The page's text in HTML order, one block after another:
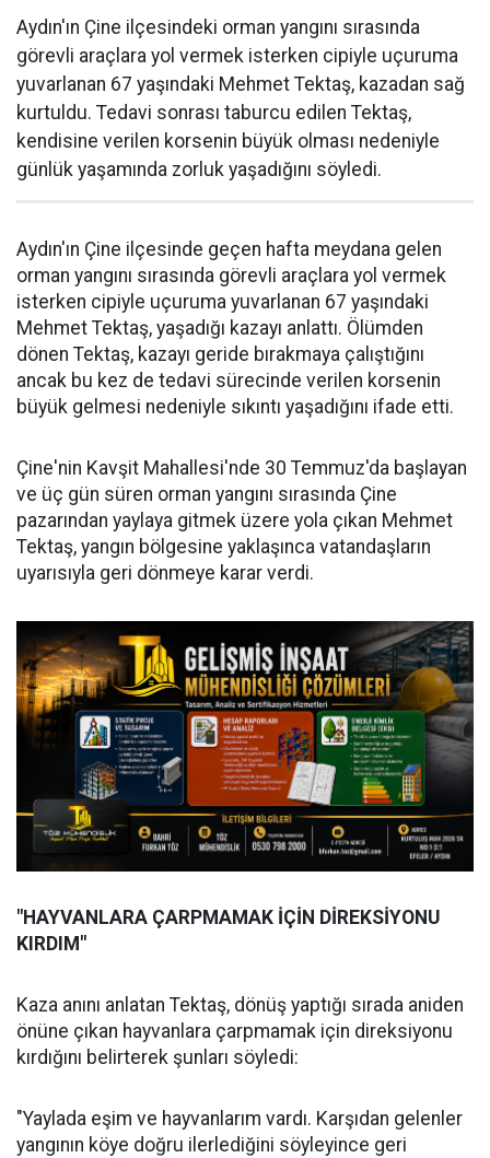
Aydın'ın Çine ilçesindeki orman yangını sırasında
görevli araçlara yol vermek isterken cipiyle uçuruma
yuvarlanan 67 yaşındaki Mehmet Tektaş, kazadan sağ
kurtuldu. Tedavi sonrası taburcu edilen Tektaş,
kendisine verilen korsenin büyük olması nedeniyle
günlük yaşamında zorluk yaşadığını söyledi.
Aydın'ın Çine ilçesinde geçen hafta meydana gelen
orman yangını sırasında görevli araçlara yol vermek
isterken cipiyle uçuruma yuvarlanan 67 yaşındaki
Mehmet Tektaş, yaşadığı kazayı anlattı. Ölümden
dönen Tektaş, kazayı geride bırakmaya çalıştığını
ancak bu kez de tedavi sürecinde verilen korsenin
büyük gelmesi nedeniyle sıkıntı yaşadığını ifade etti.
Çine'nin Kavşit Mahallesi'nde 30 Temmuz'da başlayan
ve üç gün süren orman yangını sırasında Çine
pazarından yaylaya gitmek üzere yola çıkan Mehmet
Tektaş, yangın bölgesine yaklaşınca vatandaşların
uyarısıyla geri dönmeye karar verdi.
"HAYVANLARA ÇARPMAMAK İÇİN DİREKSİYONU
KIRDIM"
Kaza anını anlatan Tektaş, dönüş yaptığı sırada aniden
önüne çıkan hayvanlara çarpmamak için direksiyonu
kırdığını belirterek şunları söyledi:
"Yaylada eşim ve hayvanlarım vardı. Karşıdan gelenler
yangının köye doğru ilerlediğini söyleyince geri